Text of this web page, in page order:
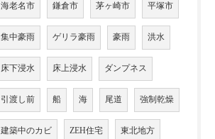
海老名市 鎌倉市 茅ヶ崎市 平塚市
集中豪雨 ゲリラ豪雨 豪雨 洪水
床下浸水 床上浸水 ダンプネス
引渡し前 船 海 尾道 強制乾燥
建築中のカビ ZEH住宅 東北地方